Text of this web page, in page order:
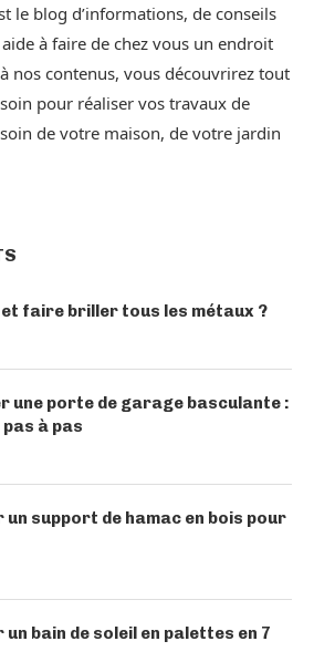
le blog d’informations, de conseils
aide à faire de chez vous un endroit
nos contenus, vous découvrirez tout
pour réaliser vos travaux de
de votre maison, de votre jardin
faire briller tous les métaux ?
une porte de garage basculante :
à pas
support de hamac en bois pour
bain de soleil en palettes en 7